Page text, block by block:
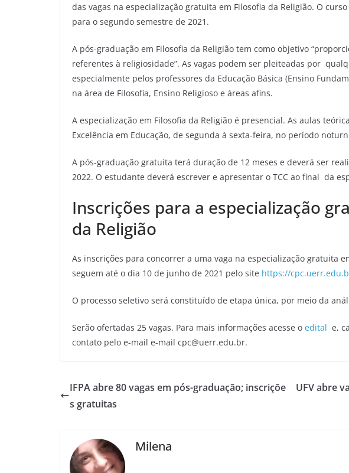
das vagas na especialização gratuita em Filosofia da Religião. O curso
para o segundo semestre de 2021.
A pós-graduação em Filosofia da Religião tem como objetivo
referentes à religiosidade”. As vagas podem ser pleiteadas por
especialmente pelos professores da Educação Básica (Ensino
na área de Filosofia, Ensino Religioso e áreas afins.
A especialização em Filosofia da Religião é presencial. As aulas
Excelência em Educação, de segunda à sexta-feira, no período
A pós-graduação gratuita terá duração de 12 meses e deverá ser
2022. O estudante deverá escrever e apresentar o TCC ao final da
Inscrições para a especialização
da Religião
As inscrições para concorrer a uma vaga na especialização gratuita
seguem até o dia 10 de junho de 2021 pelo site https://
O processo seletivo será constituído de etapa única, por meio da
Serão ofertadas 25 vagas. Para mais informações acesse o edital e,
contato pelo e-mail e-mail cpc@uerr.edu.br.
IFPA abre 80 vagas em pós-graduação; inscriçõe
s gratuitas
UFV abre
Milena